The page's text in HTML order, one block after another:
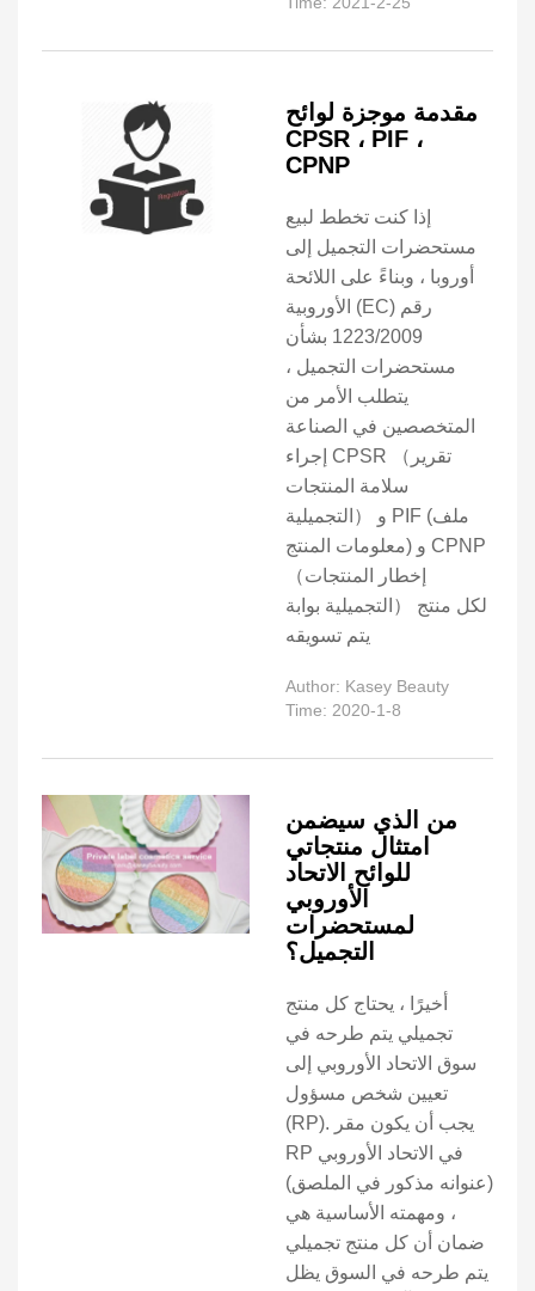
مقدمة موجزة لوائح
CPSR ، PIF ،
CPNP
إذا كنت تخطط لبيع
مستحضرات التجميل إلى
أوروبا ، وبناءً على اللائحة
الأوروبية (EC) رقم
1223/2009 بشأن
مستحضرات التجميل ،
يتطلب الأمر من
المتخصصين في الصناعة
إجراء CPSR （تقرير
سلامة المنتجات
التجميلية） و PIF (ملف
معلومات المنتج) و CPNP
（إخطار المنتجات
التجميلية بوابة） لكل منتج
يتم تسويقه
Author: Kasey Beauty
Time: 2020-1-8
من الذي سيضمن
امتثال منتجاتي
للوائح الاتحاد
الأوروبي
لمستحضرات
التجميل؟
أخيرًا ، يحتاج كل منتج
تجميلي يتم طرحه في
سوق الاتحاد الأوروبي إلى
تعيين شخص مسؤول
(RP). يجب أن يكون مقر
RP في الاتحاد الأوروبي
(عنوانه مذكور في الملصق)
، ومهمته الأساسية هي
ضمان أن كل منتج تجميلي
يتم طرحه في السوق يظل